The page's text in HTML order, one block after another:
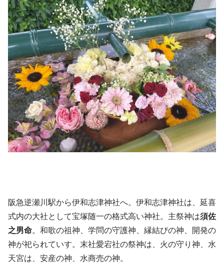
阪急逆瀬川駅から伊和志津神社へ。伊和志津神社は、延喜
式内の大社として宝塚随一の格式高い神社。主祭神は須佐
之男命。和歌の祖神、学問の守護神、縁結びの神、開発の
神が祀られていす。末社愛宕社の祭神は、火の守り神、水
天宮は、安産の神、水商売の神。